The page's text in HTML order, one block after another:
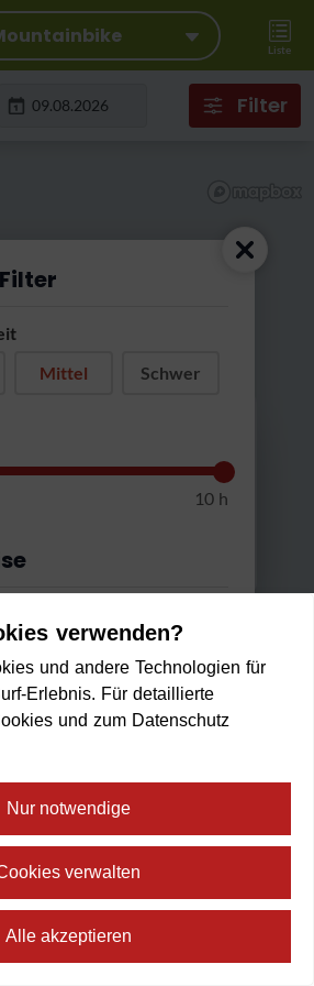
Liste
Filter
R3 - Landeck - Inns
4:00 h 430 m 75,0 km
Mittel Schwer
10 h
mit...
Reisezeit
2 h 30 Min
Anwenden
Vollbild
verwenden?
und andere Technologien für
Erlebnis. Für detaillierte
und zum Datenschutz
Nur notwendige
verwalten
Alle akzeptieren